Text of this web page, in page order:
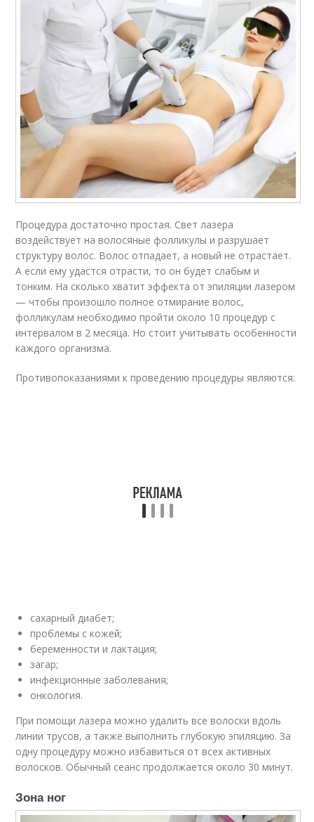
Процедура достаточно простая. Свет лазера
воздействует на волосяные фолликулы и разрушает
структуру волос. Волос отпадает, а новый не отрастает.
А если ему удастся отрасти, то он будет слабым и
тонким. На сколько хватит эффекта от эпиляции лазером
— чтобы произошло полное отмирание волос,
фолликулам необходимо пройти около 10 процедур с
интервалом в 2 месяца. Но стоит учитывать особенности
каждого организма.
Противопоказаниями к проведению процедуры являются:
сахарный диабет;
проблемы с кожей;
беременности и лактация;
загар;
инфекционные заболевания;
онкология.
При помощи лазера можно удалить все волоски вдоль
линии трусов, а также выполнить глубокую эпиляцию. За
одну процедуру можно избавиться от всех активных
волосков. Обычный сеанс продолжается около 30 минут.
Зона ног